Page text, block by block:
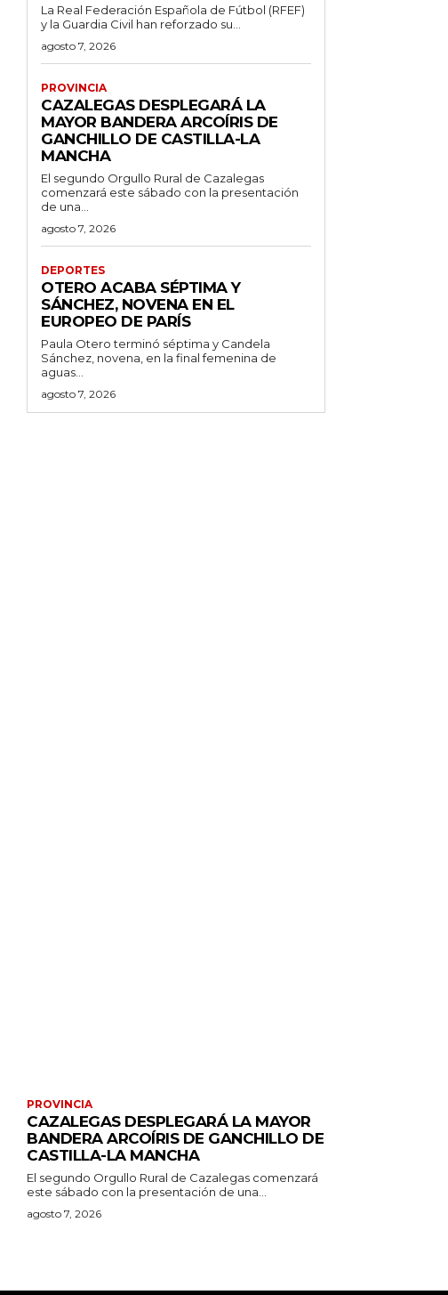
La Real Federación Española de Fútbol (RFEF)
y la Guardia Civil han reforzado su...
agosto 7, 2026
PROVINCIA
CAZALEGAS DESPLEGARÁ LA
MAYOR BANDERA ARCOÍRIS DE
GANCHILLO DE CASTILLA-LA
MANCHA
El segundo Orgullo Rural de Cazalegas
comenzará este sábado con la presentación
de una...
agosto 7, 2026
DEPORTES
OTERO ACABA SÉPTIMA Y
SÁNCHEZ, NOVENA EN EL
EUROPEO DE PARÍS
Paula Otero terminó séptima y Candela
Sánchez, novena, en la final femenina de
aguas...
agosto 7, 2026
PROVINCIA
CAZALEGAS DESPLEGARÁ LA MAYOR
BANDERA ARCOÍRIS DE GANCHILLO DE
CASTILLA-LA MANCHA
El segundo Orgullo Rural de Cazalegas comenzará
este sábado con la presentación de una...
agosto 7, 2026